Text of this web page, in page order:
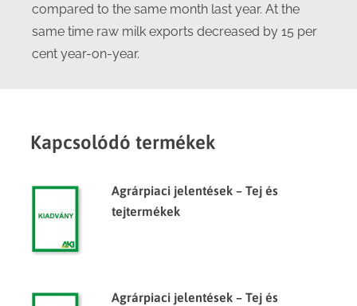
compared to the same month last year. At the
same time raw milk exports decreased by 15 per
cent year-on-year.
Kapcsolódó termékek
Agrárpiaci jelentések – Tej és
tejtermékek
Agrárpiaci jelentések – Tej és